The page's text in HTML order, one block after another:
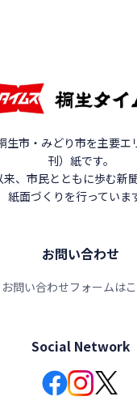
生市・みどり市を主要エ
刊）紙です。
、市民とともに歩む新
紙面づくりを行っていま
お問い合わせ
お問い合わせフォームは
Social Network